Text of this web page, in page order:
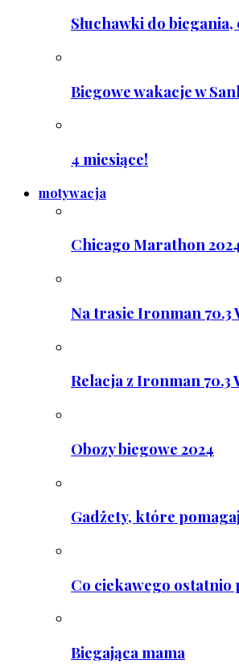
Słuchawki do
Biegowe wakacje w
4 miesiące!
motywacja
Chicago Marathon
Na trasie Ironman 70.3
Relacja z Ironman
Obozy biegowe 2024
Gadżety, które
Co ciekawego ostatnio
Biegająca mama